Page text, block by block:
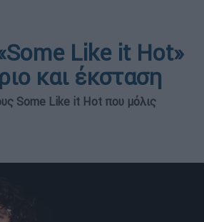
Like it Hot»
και έκσταση
Some Like it Hot που μόλις